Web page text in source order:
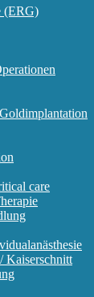
(ERG)
care
Kaiserschnitt